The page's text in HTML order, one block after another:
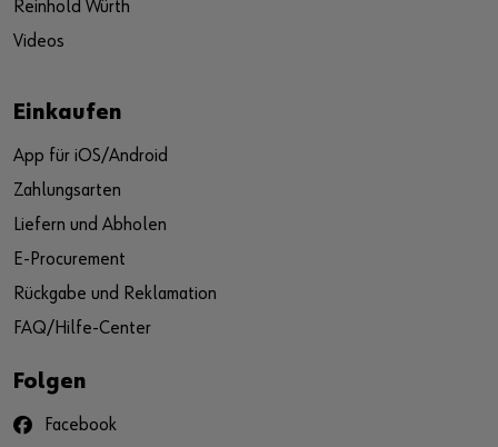
Reinhold Würth
Videos
Einkaufen
App für iOS/Android
Zahlungsarten
Liefern und Abholen
E-Procurement
Rückgabe und Reklamation
FAQ/Hilfe-Center
Folgen
Facebook